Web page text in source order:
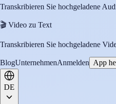
Transkribieren Sie hochgeladene
🎬 Video zu Text
Transkribieren Sie hochgeladene
BlogUnternehmenAnmelden App
DE